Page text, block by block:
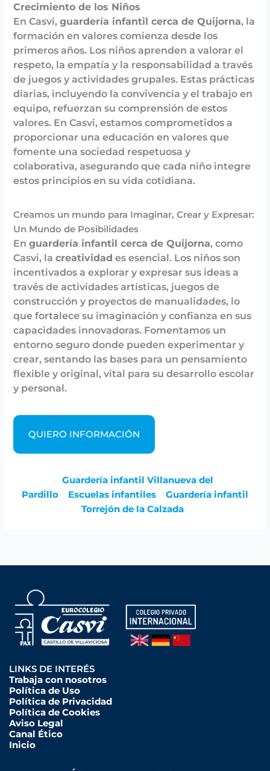
Crecimiento de los Niños
En Casvi,guardería infantil cerca de Quijorna, la
formación en valores comienza desde los
primeros años. Los niños aprenden a valorar el
respeto, la empatía y la responsabilidad a través
de juegos y actividades grupales. Estas prácticas
diarias, incluyendo la convivencia y el trabajo en
equipo, refuerzan su comprensión de estos
valores. En Casvi, estamos comprometidos a
proporcionar una educación en valores que
fomente una sociedad respetuosa y
colaborativa, asegurando que cada niño integre
estos principios en su vida cotidiana.
Creamos un mundo para Imaginar, Crear y Expresar:
Un Mundo de Posibilidades
Enguardería infantil cerca de Quijorna, como
Casvi, lacreatividad es esencial. Los niños son
incentivados a explorar y expresar sus ideas a
través de actividades artísticas, juegos de
construcción y proyectos de manualidades, lo
que fortalece su imaginación y confianza en sus
capacidades innovadoras. Fomentamos un
entorno seguro donde pueden experimentar y
crear, sentando las bases para un pensamiento
flexible y original, vital para su desarrollo escolar
y personal.
QUIERO INFORMACIÓN
Guardería infantil Villanueva del
Pardillo
Escuelas infantiles
Guardería infantil
Torrejón de la Calzada
LINKS DE INTERÉS
Trabaja con nosotros
Política de Uso
Política de Privacidad
Política de Cookies
Aviso Legal
Canal Ético
Inicio